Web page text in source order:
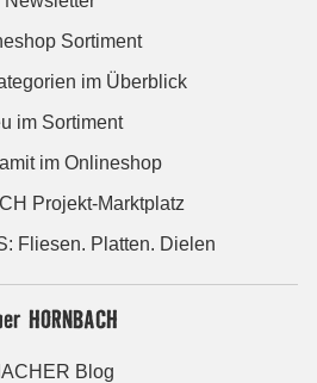
Sortiment
im Überblick
im Sortiment
im Onlineshop
Projekt-Marktplatz
Fliesen. Platten. Dielen
HORNBACH
Blog